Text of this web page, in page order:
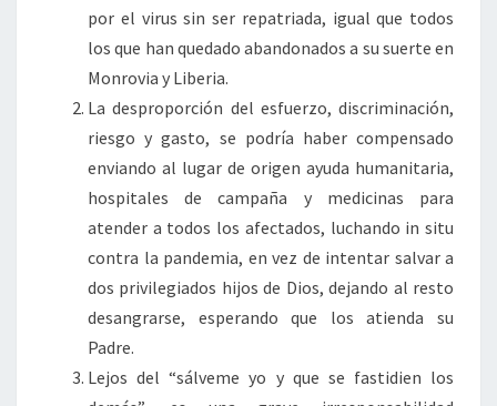
por el virus sin ser repatriada, igual que todos
los que han quedado abandonados a su suerte en
Monrovia y Liberia.
La desproporción del esfuerzo, discriminación,
riesgo y gasto, se podría haber compensado
enviando al lugar de origen ayuda humanitaria,
hospitales de campaña y medicinas para
atender a todos los afectados, luchando in situ
contra la pandemia, en vez de intentar salvar a
dos privilegiados hijos de Dios, dejando al resto
desangrarse, esperando que los atienda su
Padre.
Lejos del “sálveme yo y que se fastidien los